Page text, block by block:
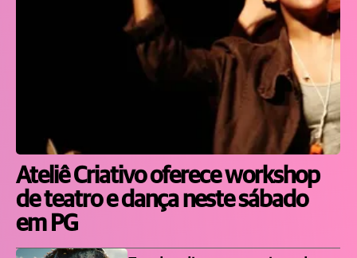
Ateliê Criativo oferece workshop
de teatro e dança neste sábado
em PG